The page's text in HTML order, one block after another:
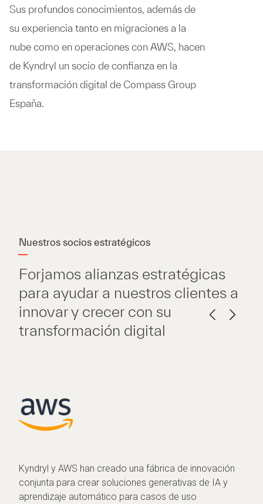
Sus profundos conocimientos, además de
su experiencia tanto en migraciones a la
nube como en operaciones con AWS, hacen
de Kyndryl un socio de confianza en la
transformación digital de Compass Group
España.
Nuestros socios estratégicos
Forjamos alianzas estratégicas
para ayudar a nuestros clientes a
innovar y crecer con su
transformación digital
Kyndryl y AWS han creado una fábrica de innovación
conjunta para crear soluciones generativas de IA y
aprendizaje automático para casos de uso